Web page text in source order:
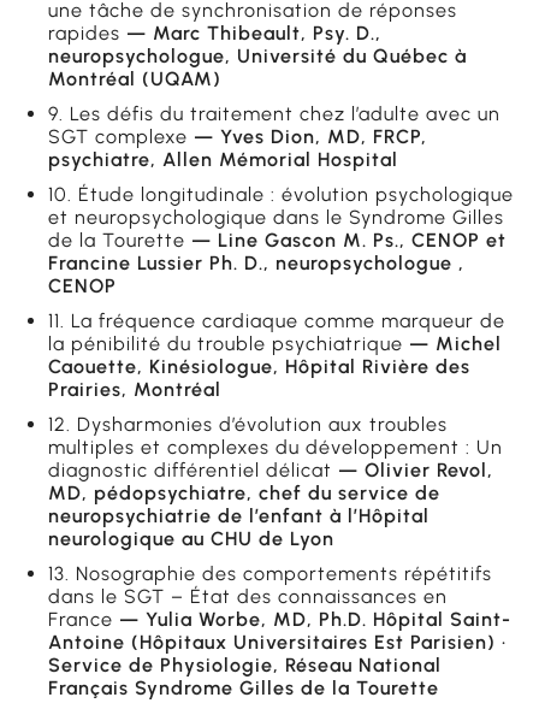
une tâche de synchronisation de réponses
rapides — Marc Thibeault, Psy. D.,
neuropsychologue, Université du Québec à
Montréal (UQAM)
9. Les défis du traitement chez l’adulte avec un
SGT complexe — Yves Dion, MD, FRCP,
psychiatre, Allen Mémorial Hospital
10. Étude longitudinale : évolution psychologique
et neuropsychologique dans le Syndrome Gilles
de la Tourette — Line Gascon M. Ps., CENOP et
Francine Lussier Ph. D., neuropsychologue ,
CENOP
11. La fréquence cardiaque comme marqueur de
la pénibilité du trouble psychiatrique — Michel
Caouette, Kinésiologue, Hôpital Rivière des
Prairies, Montréal
12. Dysharmonies d’évolution aux troubles
multiples et complexes du développement : Un
diagnostic différentiel délicat — Olivier Revol,
MD, pédopsychiatre, chef du service de
neuropsychiatrie de l’enfant à l’Hôpital
neurologique au CHU de Lyon
13. Nosographie des comportements répétitifs
dans le SGT – État des connaissances en
France — Yulia Worbe, MD, Ph.D. Hôpital Saint-
Antoine (Hôpitaux Universitaires Est Parisien) ·
Service de Physiologie, Réseau National
Français Syndrome Gilles de la Tourette